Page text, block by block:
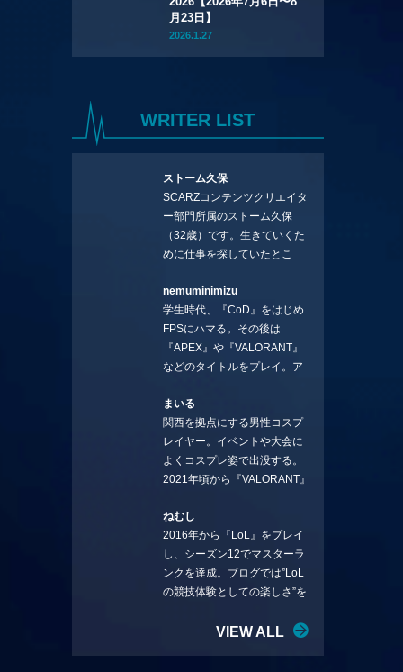
月23日】
2026.1.27
WRITER LIST
ストーム久保
SCARZコンテンツクリエイタ
ー部門所属のストーム久保
（32歳）です。生きていくた
めに仕事を探していたとこ
コラムを連載させてもらえる
ことになりました。言いたい
ことを言っていきます。X：
https://x.com/stormKUBO
YouTube：
rmKUBO
nemuminimizu
学生時代、『CoD』をはじめ
FPSにハマる。その後は
『APEX』や『VALORANT』
などのタイトルをプレイ。ア
BGMなどを手掛ける作曲家と
フリーランスのライターの二
足の草鞋を履いて幅広く活動
中。無類のラーメン好き！
Twitter:@ongakucas
まいる
関西を拠点にする男性コスプ
レイヤー。イベントや大会に
よくコスプレ姿で出没する。
2021年頃から『VALORANT』
続ける。現在の推しチームは
「CREST GAMING」。X：
@mlunias（Photo by
Subaru.F.）
ねむし
2016年から『LoL』をプレイ
し、シーズン12でマスターラ
ンクを達成。ブログでは”LoL
の競技体験としての楽しさ”を
リーを愛し、元ADCメイン
VIEW ALL